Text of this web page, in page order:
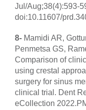
Jul/Aug;38(4):593-
doi:10.11607/
8- Mamidi AR,
Penmetsa GS,
Comparison of
using crestal
surgery for sinus
clinical trial. Dent
eCollection